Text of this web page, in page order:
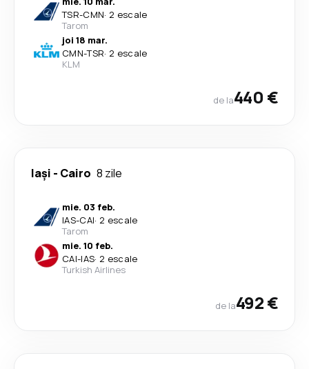
TSR-CMN· 2 escale
Tarom
joi 18 mar.
CMN-TSR· 2 escale
KLM
de la440 €
Iași - Cairo 8 zile
mie. 03 feb.
IAS-CAI· 2 escale
Tarom
mie. 10 feb.
CAI-IAS· 2 escale
Turkish Airlines
de la492 €